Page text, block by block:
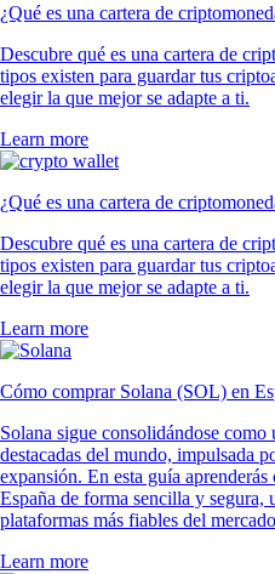
¿Qué es una cartera de
Descubre qué es una cartera de
tipos existen para guardar tus
elegir la que mejor se adapte a ti.
Learn more
¿Qué es una cartera de
Descubre qué es una cartera de
tipos existen para guardar tus
elegir la que mejor se adapte a ti.
Learn more
Cómo comprar Solana (SOL) en
Solana sigue consolidándose como
destacadas del mundo, impulsada
expansión. En esta guía
España de forma sencilla y
plataformas más fiables del
Learn more